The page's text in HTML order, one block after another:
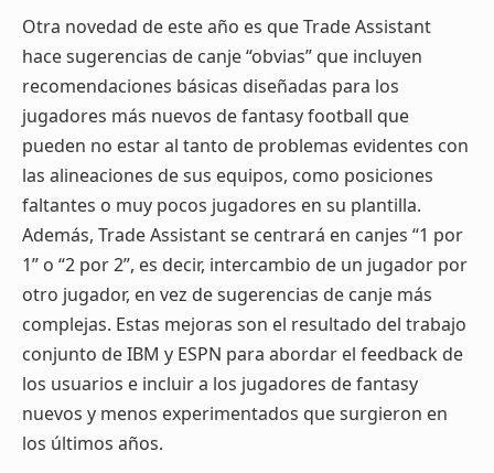
Otra novedad de este año es que Trade Assistant
hace sugerencias de canje “obvias” que incluyen
recomendaciones básicas diseñadas para los
jugadores más nuevos de fantasy football que
pueden no estar al tanto de problemas evidentes con
las alineaciones de sus equipos, como posiciones
faltantes o muy pocos jugadores en su plantilla.
Además, Trade Assistant se centrará en canjes “1 por
1” o “2 por 2”, es decir, intercambio de un jugador por
otro jugador, en vez de sugerencias de canje más
complejas. Estas mejoras son el resultado del trabajo
conjunto de IBM y ESPN para abordar el feedback de
los usuarios e incluir a los jugadores de fantasy
nuevos y menos experimentados que surgieron en
los últimos años.